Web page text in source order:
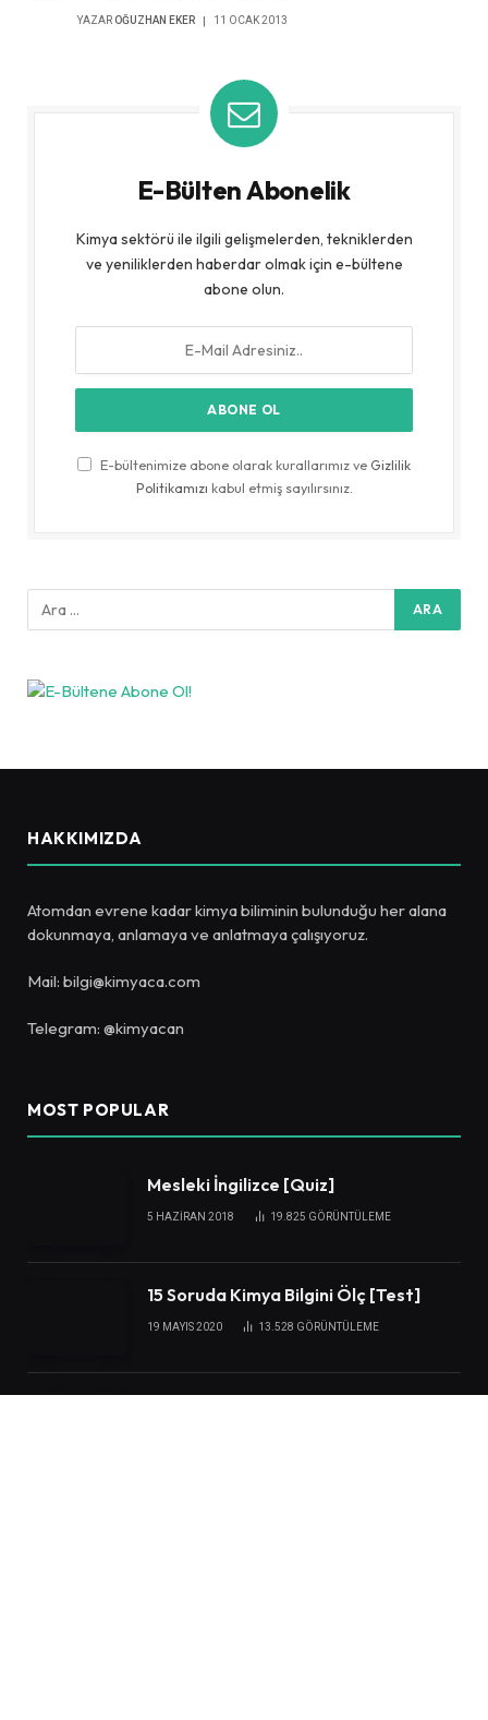
YAZAR OĞUZHAN EKER 11 OCAK 2013
E-Bülten Abonelik
Kimya sektörü ile ilgili gelişmelerden, tekniklerden
ve yeniliklerden haberdar olmak için e-bültene
abone olun.
E-bültenimize abone olarak kurallarımız veGizlilik
Politikamızı kabul etmiş sayılırsınız.
HAKKIMIZDA
Atomdan evrene kadar kimya biliminin bulunduğu her alana
dokunmaya, anlamaya ve anlatmaya çalışıyoruz.
Mail: bilgi@kimyaca.com
Telegram: @kimyacan
MOST POPULAR
Mesleki İngilizce [Quiz]
5 HAZIRAN 2018 19.825 GÖRÜNTÜLEME
15 Soruda Kimya Bilgini Ölç [Test]
19 MAYIS 2020 13.528 GÖRÜNTÜLEME